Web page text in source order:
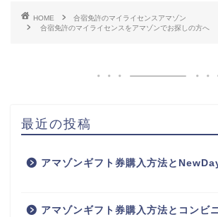
HOME
合宿免許のマイライセンスアマゾン
合宿免許のマイライセンスをアマゾンでお探しの方へ
最近の投稿
アマゾンギフト券購入方法と
アマゾンギフト券購入方法とコンビ